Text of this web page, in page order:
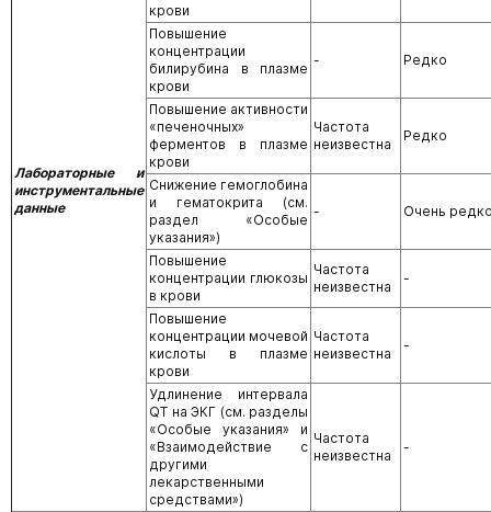
Лабораторные и
инструментальные
данные
крови
Повышение
концентрации
билирубина в плазме
крови
- Редко
Повышение активности
«печеночных»
ферментов в плазме
крови
Частота
неизвестна
Редко
Снижение гемоглобина
и гематокрита (см.
раздел «Особые
указания»)
- Очень
Повышение
концентрации глюкозы
в крови
Частота
неизвестна
-
Повышение
концентрации мочевой
кислоты в плазме
крови
Частота
неизвестна
-
Удлинение интервала
QT на ЭКГ (см. разделы
«Особые указания» и
«Взаимодействие с
другими
лекарственными
средствами»)
Частота
неизвестна
-